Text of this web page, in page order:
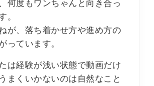
何度もワンちゃんと向き合っ
。
が、落ち着かせ方や進め方の
っています。
は経験が浅い状態で動画だけ
まくいかないのは自然なこと